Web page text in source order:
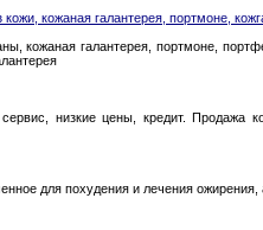
кожаная галантерея, портмоне,
кожаная галантерея, портмоне,
низкие цены, кредит. Продажа
для похудения и лечения